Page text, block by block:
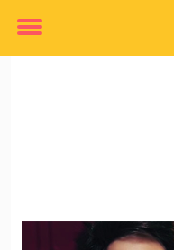
Toggle